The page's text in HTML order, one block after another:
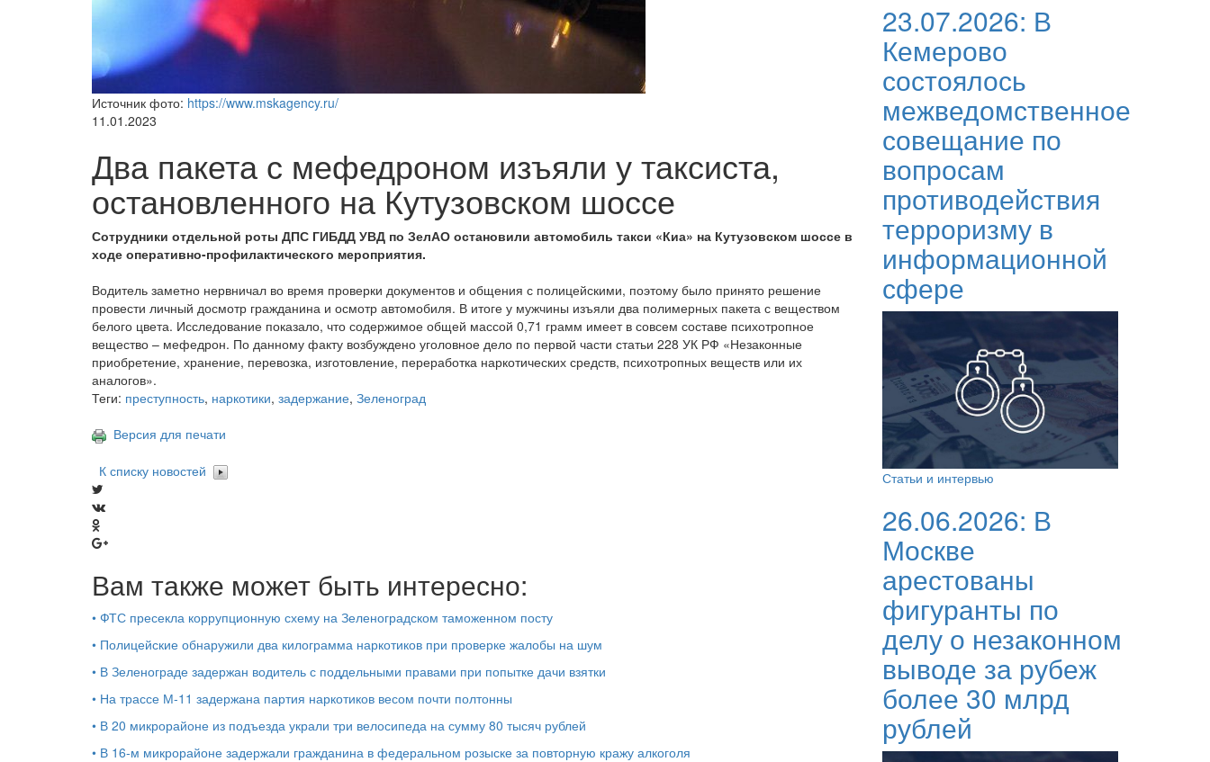
Источник фото: https://www.mskagency.ru/
11.01.2023
Два пакета с мефедроном изъяли у таксиста,
остановленного на Кутузовском шоссе
Сотрудники отдельной роты ДПС ГИБДД УВД по ЗелАО остановили автомобиль такси «Киа» на Кутузовском шоссе в
ходе оперативно-профилактического мероприятия.
Водитель заметно нервничал во время проверки документов и общения с полицейскими, поэтому было принято решение
провести личный досмотр гражданина и осмотр автомобиля. В итоге у мужчины изъяли два полимерных пакета с веществом
белого цвета. Исследование показало, что содержимое общей массой 0,71 грамм имеет в совсем составе психотропное
вещество – мефедрон. По данному факту возбуждено уголовное дело по первой части статьи 228 УК РФ «Незаконные
приобретение, хранение, перевозка, изготовление, переработка наркотических средств, психотропных веществ или их
аналогов».
Теги: преступность, наркотики, задержание, Зеленоград
Версия для печати
К списку новостей
Вам также может быть интересно:
• ФТС пресекла коррупционную схему на Зеленоградском таможенном посту
• Полицейские обнаружили два килограмма наркотиков при проверке жалобы на шум
• В Зеленограде задержан водитель с поддельными правами при попытке дачи взятки
• На трассе М-11 задержана партия наркотиков весом почти полтонны
• В 20 микрорайоне из подъезда украли три велосипеда на сумму 80 тысяч рублей
• В 16-м микрорайоне задержали гражданина в федеральном розыске за повторную кражу алкоголя
23.07.2026: В
Кемерово
состоялось
межведомственное
совещание по
вопросам
противодействия
терроризму в
информационной
сфере
Статьи и интервью
26.06.2026: В
Москве
арестованы
фигуранты по
делу о незаконном
выводе за рубеж
более 30 млрд
рублей